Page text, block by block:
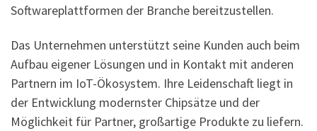
Softwareplattformen der Branche bereitzustellen.
Das Unternehmen unterstützt seine Kunden auch beim
Aufbau eigener Lösungen und in Kontakt mit anderen
Partnern im IoT-Ökosystem. Ihre Leidenschaft liegt in
der Entwicklung modernster Chipsätze und der
Möglichkeit für Partner, großartige Produkte zu liefern.